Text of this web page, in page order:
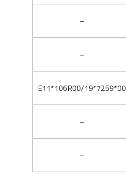
–
–
E11*106R00/19*7259*00
–
–